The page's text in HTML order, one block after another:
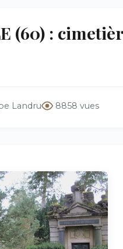
(60) :
Landru 8858 vues